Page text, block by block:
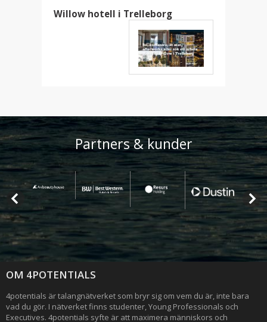
Willow hotell i Trelleborg
Partners & kunder
OM 4POTENTIALS
4potentials är talangnätverket som bryr sig om vem du är, inte bara
vad du gör. I nätverket finns studenter, Young Professionals och
Executives. 4potentials syfte är att maximera människors och